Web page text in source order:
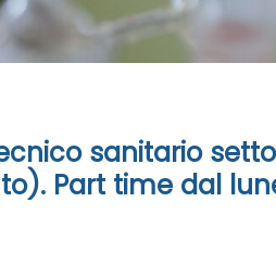
sanitario
Part time dal